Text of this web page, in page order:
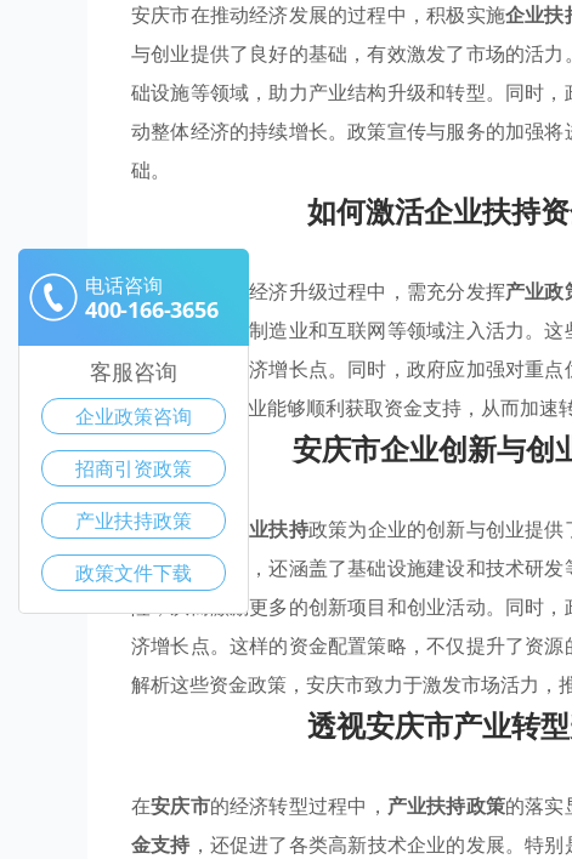
安庆市在推动经济发展的过程中，积极实施企业扶
与创业提供了良好的基础，有效激发了市场的活
础设施等领域，助力产业结构升级和转型。同时
动整体经济的持续增长。政策宣传与服务的加强
础。
如何激活企业扶持
安庆市在推动经济升级过程中，需充分发挥产业政
为高新技术、制造业和互联网等领域注入活力。这
创造出新的经济增长点。同时，政府应加强对重
务，将确保企业能够顺利获取资金支持，从而加速
安庆市企业创新与创
在安庆市， 产业扶持政策为企业的创新与创业提
直接资金援助，还涵盖了基础设施建设和技术研
险，从而激励更多的创新项目和创业活动。同时
济增长点。这样的资金配置策略，不仅提升了资
解析这些资金政策，安庆市致力于激发市场活力，
透视安庆市产业转
在安庆市的经济转型过程中， 产业扶持政策的落实
金支持 ，还促进了各类高新技术企业的发展。特
电话咨询
400-166-3656
客服咨询
企业政策咨询
招商引资政策
产业扶持政策
政策文件下载